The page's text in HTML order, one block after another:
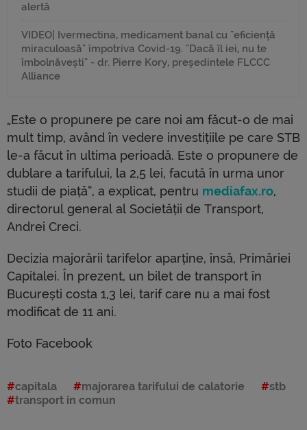
alertă
VIDEO| Ivermectina, medicament banal cu "eficiență
miraculoasă" împotriva Covid-19. "Dacă îl iei, nu te
îmbolnăvești" - dr. Pierre Kory, președintele FLCCC
Alliance
„Este o propunere pe care noi am făcut-o de mai
mult timp, având în vedere investițiile pe care STB
le-a făcut în ultima perioadă. Este o propunere de
dublare a tarifului, la 2,5 lei, facută în urma unor
studii de piață”, a explicat, pentru mediafax.ro,
directorul general al Societății de Transport,
Andrei Creci.
Decizia majorării tarifelor aparține, însă, Primăriei
Capitalei. În prezent, un bilet de transport în
București costa 1,3 lei, tarif care nu a mai fost
modificat de 11 ani.
Foto Facebook
capitala majorarea tarifului de calatorie
stb
transport in comun